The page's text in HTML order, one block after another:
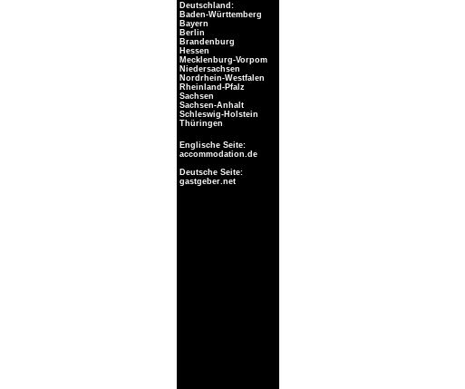
Deutschland:
Baden-Württemberg
Bayern
Berlin
Brandenburg
Hessen
Mecklenburg-Vorpom
Niedersachsen
Nordrhein-Westfalen
Rheinland-Pfalz
Sachsen
Sachsen-Anhalt
Schleswig-Holstein
Thüringen
Englische Seite:
accommodation.de
Deutsche Seite:
gastgeber.net